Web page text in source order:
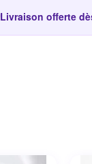
Livraison offerte